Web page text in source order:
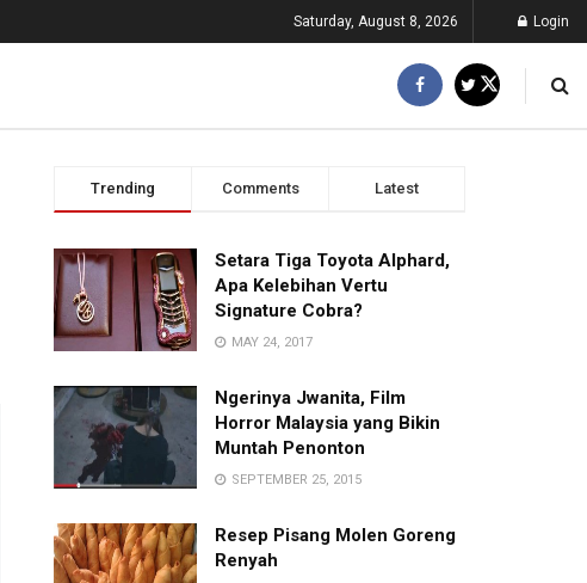
Saturday, August 8, 2026 Login
Trending Comments Latest
Setara Tiga Toyota Alphard,
Apa Kelebihan Vertu
Signature Cobra?
MAY 24, 2017
Ngerinya Jwanita, Film
Horror Malaysia yang Bikin
Muntah Penonton
SEPTEMBER 25, 2015
Resep Pisang Molen Goreng
Renyah